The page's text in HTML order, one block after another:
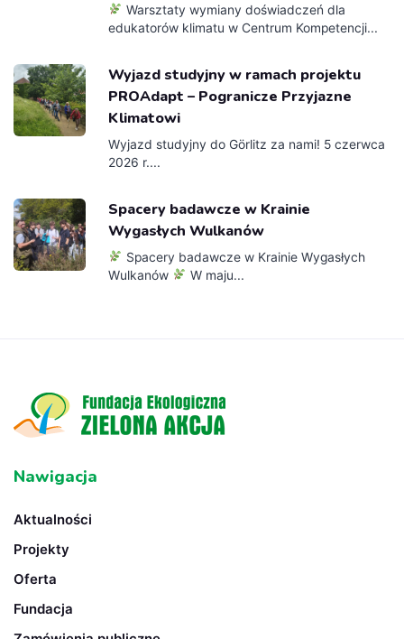
Warsztaty wymiany doświadczeń dla
edukatorów klimatu w Centrum Kompetencji...
Wyjazd studyjny w ramach projektu
PROAdapt – Pogranicze Przyjazne
Klimatowi
Wyjazd studyjny do Görlitz za nami! 5 czerwca
2026 r....
Spacery badawcze w Krainie
Wygasłych Wulkanów
Spacery badawcze w Krainie Wygasłych
Wulkanów
W maju...
Nawigacja
Aktualności
Projekty
Oferta
Fundacja